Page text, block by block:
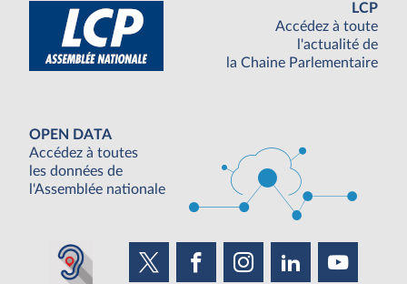
LCP
Accédez à toute
l'actualité de
la Chaine Parlementaire
OPEN DATA
Accédez à toutes
les données de
l'Assemblée nationale